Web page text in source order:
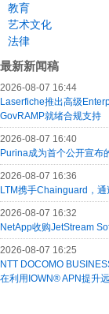
教育
艺术文化
法律
最新新闻稿
2026-08-07 16:44
Laserfiche推出高级
GovRAMP就绪合规支持
2026-08-07 16:40
Purina成为首个公开宣布
2026-08-07 16:36
LTM携手Chainguard，
2026-08-07 16:32
NetApp收购JetStream
2026-08-07 16:25
NTT DOCOMO
在利用IOWN® APN提升